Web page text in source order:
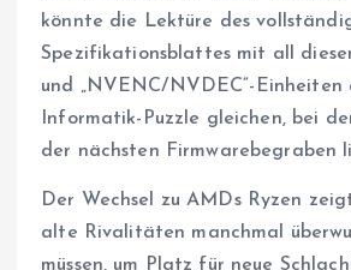
könnte die Lektüre des
Spezifikationsblattes mit all diesen
und „NVENC/NVDEC“-Einheiten
Informatik-Puzzle gleichen, bei
der nächsten Firmwarebegraben
Der Wechsel zu AMDs Ryzen
alte Rivalitäten manchmal
müssen, um Platz für neue